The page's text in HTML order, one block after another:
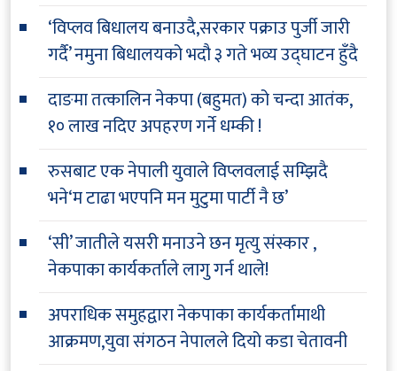
‘विप्लव बिधालय बनाउदै,सरकार पक्राउ पुर्जी जारी
गर्दै’ नमुना बिधालयको भदौ ३ गते भव्य उद्घाटन हुँदै
दाङमा तत्कालिन नेकपा (बहुमत) को चन्दा आतंक,
१० लाख नदिए अपहरण गर्ने धम्की !
रुसबाट एक नेपाली युवाले विप्लवलाई सम्झिदै
भने‘म टाढा भएपनि मन मुटुमा पार्टी नै छ’
‘सी’ जातीले यसरी मनाउने छन मृत्यु संस्कार ,
नेकपाका कार्यकर्ताले लागु गर्न थाले!
अपराधिक समुहद्वारा नेकपाका कार्यकर्तामाथी
आक्रमण,युवा संगठन नेपालले दियो कडा चेतावनी